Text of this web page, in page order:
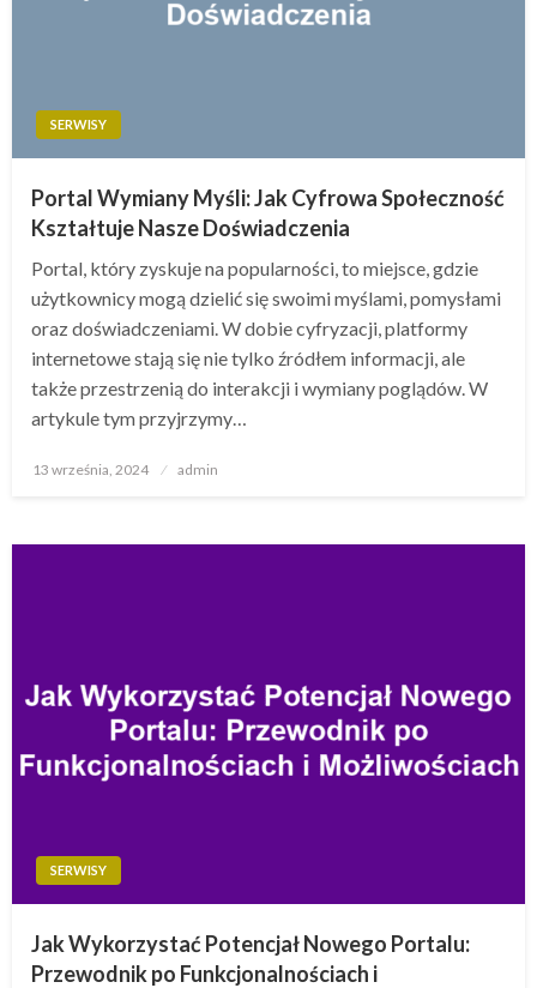
SERWISY
Portal Wymiany Myśli: Jak Cyfrowa Społeczność
Kształtuje Nasze Doświadczenia
Portal, który zyskuje na popularności, to miejsce, gdzie
użytkownicy mogą dzielić się swoimi myślami, pomysłami
oraz doświadczeniami. W dobie cyfryzacji, platformy
internetowe stają się nie tylko źródłem informacji, ale
także przestrzenią do interakcji i wymiany poglądów. W
artykule tym przyjrzymy…
Opublikowane
13 września, 2024 admin
SERWISY
Jak Wykorzystać Potencjał Nowego Portalu:
Przewodnik po Funkcjonalnościach i